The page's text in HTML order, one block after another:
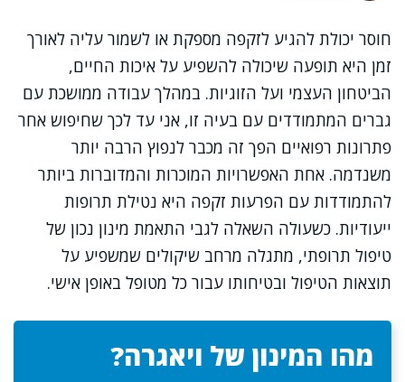
חוסר יכולת להגיע לזקפה מספקת או לשמור עליה לאורך
זמן היא תופעה שיכולה להשפיע על איכות החיים,
הביטחון העצמי ועל הזוגיות. במהלך עבודה ממושכת עם
גברים המתמודדים עם בעיה זו, אני עד לכך שחיפוש אחר
פתרונות רפואיים הפך זה מכבר לנפוץ הרבה יותר
משנדמה. אחת האפשרויות המוכרות והמדוברות ביותר
להתמודדות עם הפרעות זקפה היא נטילת תרופות
ייעודיות. כשעולה השאלה לגבי התאמת מינון נכון של
טיפול תרופתי, מתגלה מרחב שיקולים שמשפיע על
תוצאות הטיפול ובטיחותו עבור כל מטופל באופן אישי.
מהו המינון של ויאגרה?